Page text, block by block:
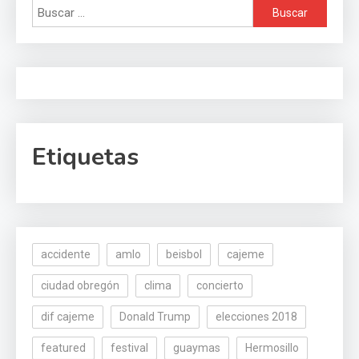
Buscar:
Etiquetas
accidente amlo beisbol cajeme
ciudad obregón clima concierto
dif cajeme Donald Trump elecciones 2018
featured festival guaymas Hermosillo